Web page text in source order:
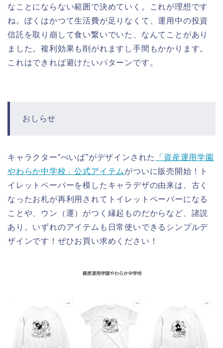
なことにならない範囲で決めていく。これが理想です
ね。ぼくはかつて生活費が足りなくて、運用中の投資
信託を取り崩して食い繋いでいた、なんてことがあり
ました。複利効果も削がれますし手間もかかります。
これはできれば避けたいパターンです。
おしらせ
キャラクター”ぺいぱ”がデザインされた
「資産運用学園
やわらか中学校」公式アイテムがついに販売開始！ト
イレットペーパーを模したキャラデザの由来は、古く
なったお札が再利用されてトイレットペーパーになる
ことや、ウン（運）がつく縁起ものだからなど、諸説
あり。いずれのアイテムも日常使いできるシンプルデ
ザインです！ぜひお買い求めください！